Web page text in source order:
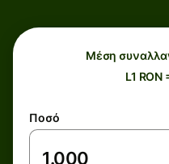
Μέση
L1 RON
Ποσό